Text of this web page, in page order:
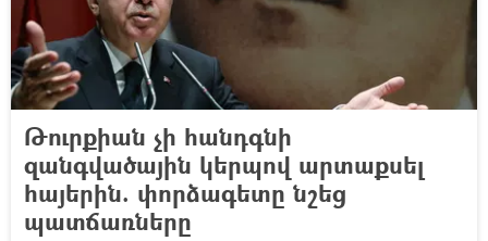
Թուրքիան չի հանդգնի
զանգվածային կերպով արտաքսել
հայերին. փորձագետը նշեց
պատճառները